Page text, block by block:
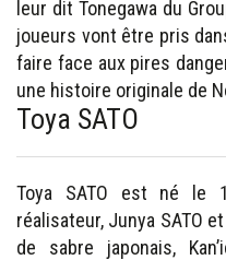
leur dit Tonegawa du
joueurs vont être pris
faire face aux pires
une histoire originale de
Toya SATO
Toya SATO est né le
réalisateur, Junya SATO
de sabre japonais,